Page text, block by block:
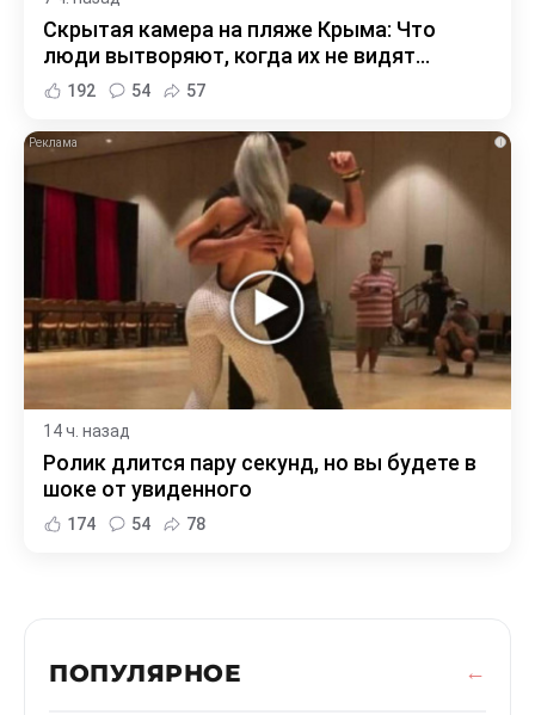
Скрытая камера на пляже Крыма: Что
люди вытворяют, когда их не видят...
192 54 57
i
14 ч. назад
Ролик длится пару секунд, но вы будете в
шоке от увиденного
174 54 78
ПОПУЛЯРНОЕ